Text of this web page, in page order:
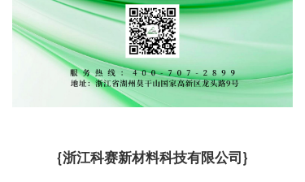
{浙江科赛新材料科技有限公司}